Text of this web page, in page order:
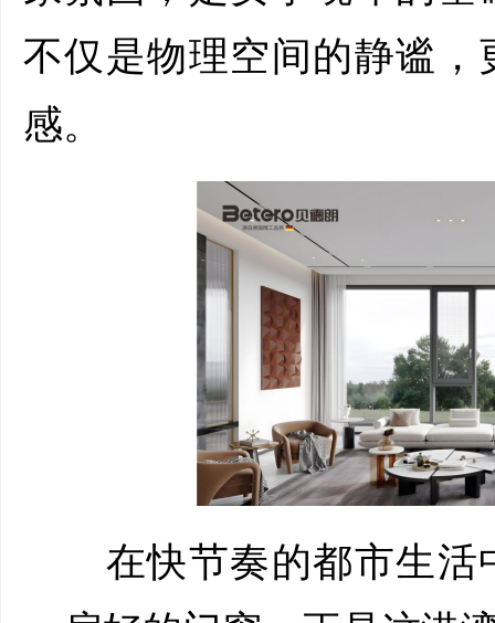
不仅是物理空间的静谧
感。
在快节奏的都市生活